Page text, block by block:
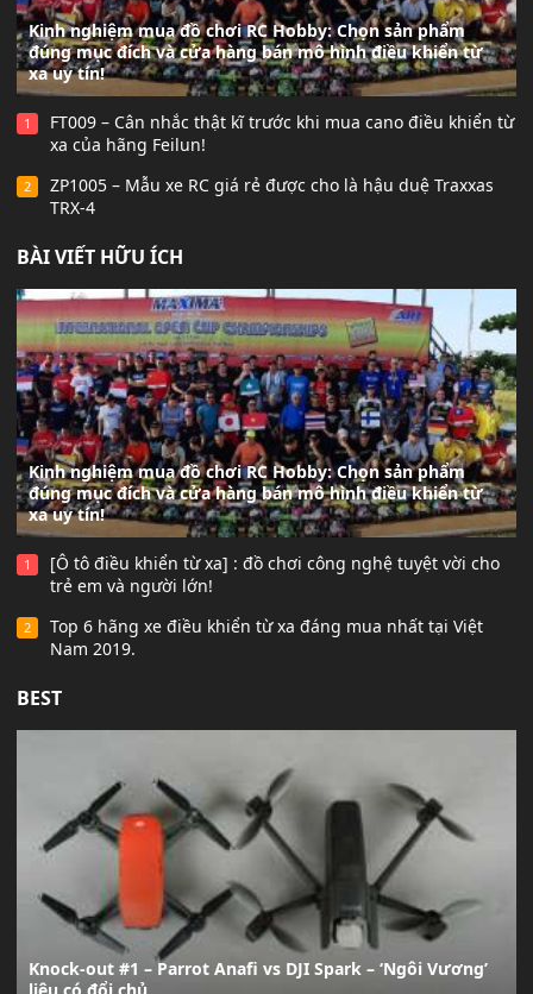
Kinh nghiệm mua đồ chơi RC Hobby: Chọn sản phẩm
đúng mục đích và cửa hàng bán mô hình điều khiển từ
xa uy tín!
1
FT009 – Cân nhắc thật kĩ trước khi mua cano điều khiển từ
xa của hãng Feilun!
2
ZP1005 – Mẫu xe RC giá rẻ được cho là hậu duệ Traxxas
TRX-4
BÀI VIẾT HỮU ÍCH
Kinh nghiệm mua đồ chơi RC Hobby: Chọn sản phẩm
đúng mục đích và cửa hàng bán mô hình điều khiển từ
xa uy tín!
1
[Ô tô điều khiển từ xa] : đồ chơi công nghệ tuyệt vời cho
trẻ em và người lớn!
2
Top 6 hãng xe điều khiển từ xa đáng mua nhất tại Việt
Nam 2019.
BEST
Knock-out #1 – Parrot Anafi vs DJI Spark – ‘Ngôi Vương’
liệu có đổi chủ